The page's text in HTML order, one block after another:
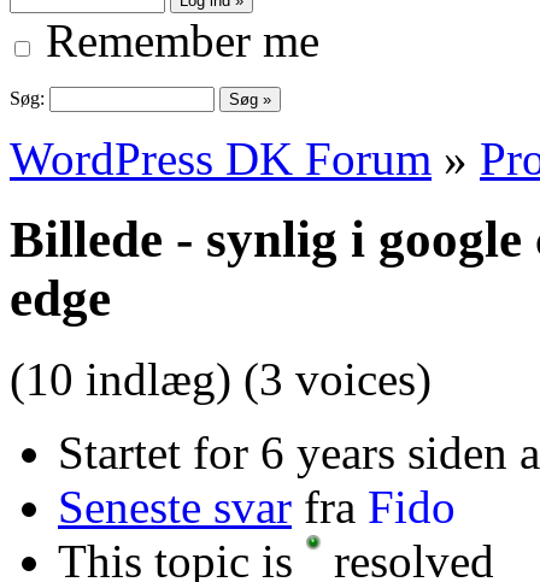
Remember me
Søg:
WordPress DK Forum »
Billede - synlig i
edge
(10 indlæg) (3 voices)
Startet for 6 years siden
Seneste svar fra Fido
This topic is
resolved